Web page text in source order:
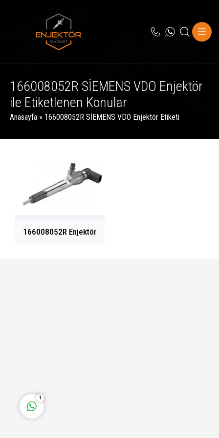
166008052R SİEMENS VDO Enjektör
ile Etiketlenen Konular
Anasayfa » 166008052R SİEMENS VDO Enjektör Etiketi
166008052R Enjektör
1